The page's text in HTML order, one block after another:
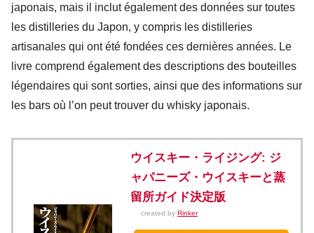
japonais, mais il inclut également des données sur toutes
les distilleries du Japon, y compris les distilleries
artisanales qui ont été fondées ces dernières années. Le
livre comprend également des descriptions des bouteilles
légendaires qui sont sorties, ainsi que des informations sur
les bars où l’on peut trouver du whisky japonais.
ウイスキー・ライジング: ジ
ャパニーズ・ウイスキーと蒸
留所ガイド決定版
created by Rinker